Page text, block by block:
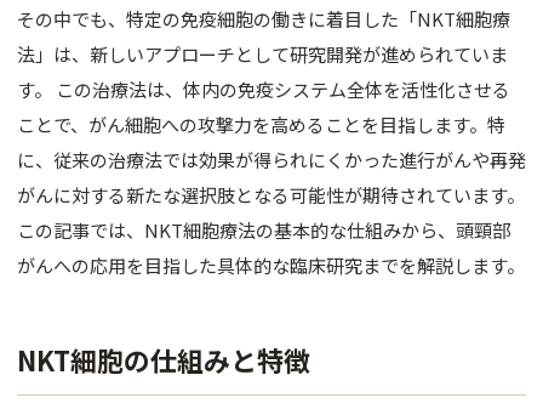
バスト
脂肪吸引
婦人科形
美容点滴
その中でも、特定の免疫細胞の働きに着目した「NKT細胞療
法」は、新しいアプローチとして研究開発が進められていま
す。 この治療法は、体内の免疫システム全体を活性化させる
ことで、がん細胞への攻撃力を高めることを目指します。特
に、従来の治療法では効果が得られにくかった進行がんや再発
がんに対する新たな選択肢となる可能性が期待されています。
この記事では、NKT細胞療法の基本的な仕組みから、頭頸部
がんへの応用を目指した具体的な臨床研究までを解説します。
NKT細胞の仕組みと特徴